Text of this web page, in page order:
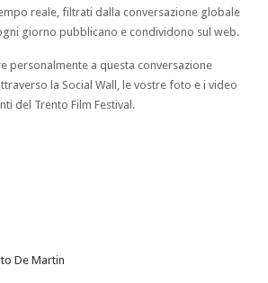
reale, filtrati dalla conversazione globale
giorno pubblicano e condividono sul web.
personalmente a questa conversazione
la Social Wall, le vostre foto e i video
del Trento Film Festival.
De Martin